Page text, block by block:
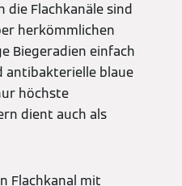
die Flachkanäle sind
herkömmlichen
Biegeradien einfach
antibakterielle blaue
höchste
dient auch als
Flachkanal mit